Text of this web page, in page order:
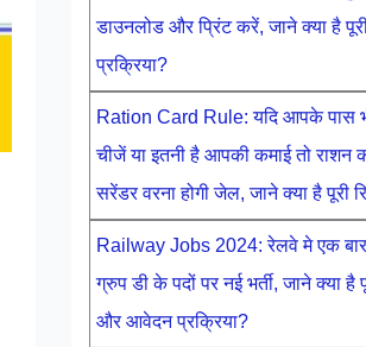
डाउनलोड और प्रिंट करें, जाने क्या है
प्रक्रिया?
Ration Card Rule: यदि आपके पास
चीजें या इतनी है आपकी कमाई तो राशन
सरेंडर वरना होगी जेल, जाने क्या है पूरी
Railway Jobs 2024: रेलवे मे एक
ग्रुप डी के पदों पर नई भर्ती, जाने क्या है
और आवेदन प्रक्रिया?